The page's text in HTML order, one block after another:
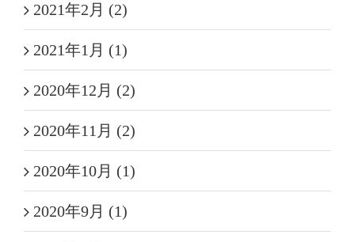
2021年2月 (2)
2021年1月 (1)
2020年12月 (2)
2020年11月 (2)
2020年10月 (1)
2020年9月 (1)